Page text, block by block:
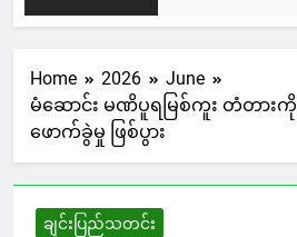
18 Hours Ago
Home 2026
June
မံဆောင်း မဏိပူရမြစ်ကူး တံတား
ဖောက်ခွဲမှု ဖြစ်ပွား
ချင်းပြည်သတင်း